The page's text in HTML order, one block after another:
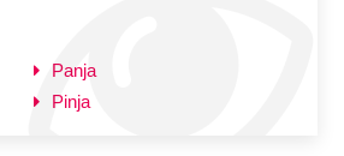
Panja
Pinja